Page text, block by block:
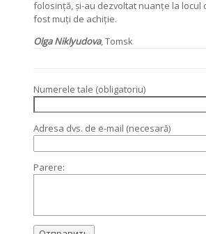
folosință, și-au dezvoltat nuanțe la locul
fost muți de achiție.
Olga Niklyudova, Tomsk
Numerele tale (obligatoriu)
Adresa dvs. de e-mail (necesară)
Parere: